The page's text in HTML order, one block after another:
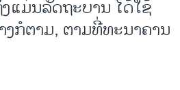
ສະຫະລັດ 2024
ແມ່ນລັດຖະບານ ໄດ້ໃຊ້
ກໍຕາມ, ຕາມທີ່ທະນາຄານ